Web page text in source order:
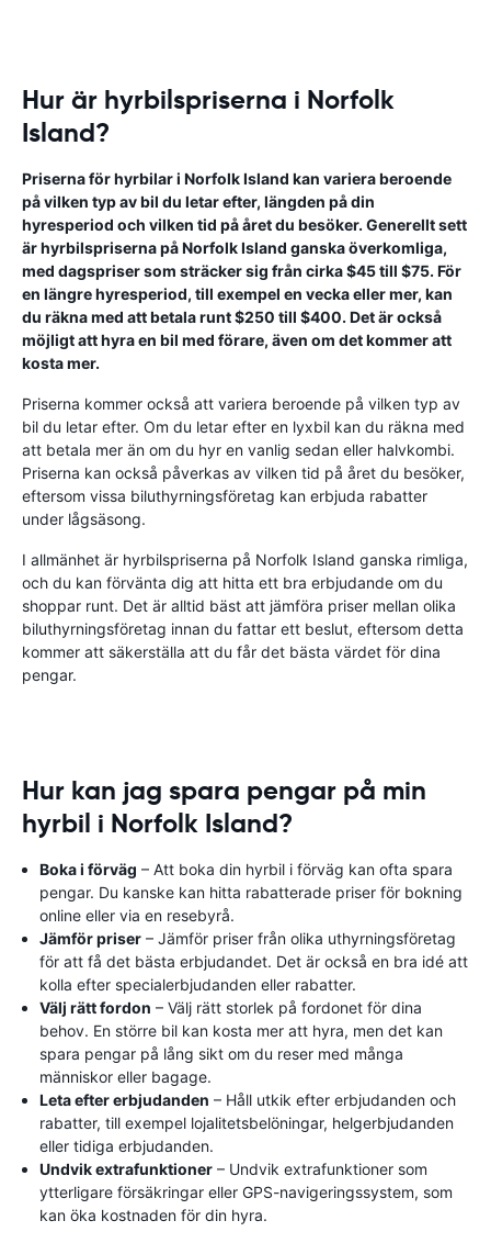
Hur är hyrbilspriserna i Norfolk
Island?
Priserna för hyrbilar i Norfolk Island kan variera beroende
på vilken typ av bil du letar efter, längden på din
hyresperiod och vilken tid på året du besöker. Generellt sett
är hyrbilspriserna på Norfolk Island ganska överkomliga,
med dagspriser som sträcker sig från cirka $45 till $75. För
en längre hyresperiod, till exempel en vecka eller mer, kan
du räkna med att betala runt $250 till $400. Det är också
möjligt att hyra en bil med förare, även om det kommer att
kosta mer.
Priserna kommer också att variera beroende på vilken typ av
bil du letar efter. Om du letar efter en lyxbil kan du räkna med
att betala mer än om du hyr en vanlig sedan eller halvkombi.
Priserna kan också påverkas av vilken tid på året du besöker,
eftersom vissa biluthyrningsföretag kan erbjuda rabatter
under lågsäsong.
I allmänhet är hyrbilspriserna på Norfolk Island ganska rimliga,
och du kan förvänta dig att hitta ett bra erbjudande om du
shoppar runt. Det är alltid bäst att jämföra priser mellan olika
biluthyrningsföretag innan du fattar ett beslut, eftersom detta
kommer att säkerställa att du får det bästa värdet för dina
pengar.
Hur kan jag spara pengar på min
hyrbil i Norfolk Island?
Boka i förväg – Att boka din hyrbil i förväg kan ofta spara
pengar. Du kanske kan hitta rabatterade priser för bokning
online eller via en resebyrå.
Jämför priser – Jämför priser från olika uthyrningsföretag
för att få det bästa erbjudandet. Det är också en bra idé att
kolla efter specialerbjudanden eller rabatter.
Välj rätt fordon – Välj rätt storlek på fordonet för dina
behov. En större bil kan kosta mer att hyra, men det kan
spara pengar på lång sikt om du reser med många
människor eller bagage.
Leta efter erbjudanden – Håll utkik efter erbjudanden och
rabatter, till exempel lojalitetsbelöningar, helgerbjudanden
eller tidiga erbjudanden.
Undvik extrafunktioner – Undvik extrafunktioner som
ytterligare försäkringar eller GPS-navigeringssystem, som
kan öka kostnaden för din hyra.